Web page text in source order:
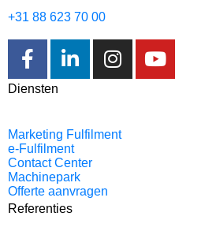
+31 88 623 70 00
Diensten
Marketing Fulfilment
e-Fulfilment
Contact Center
Machinepark
Offerte aanvragen
Referenties